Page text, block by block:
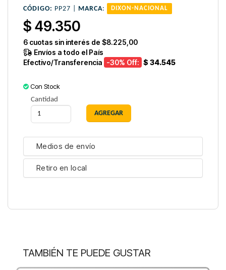
CÓDIGO: PP27 | MARCA: DIXON-NACIONAL
$ 49.350
6 cuotas sin interés de $8.225,00
Envíos a todo el País
Efectivo/Transferencia -30% Off: $ 34.545
Con Stock
Cantidad
Medios de envío
Retiro en local
TAMBIÉN TE PUEDE GUSTAR